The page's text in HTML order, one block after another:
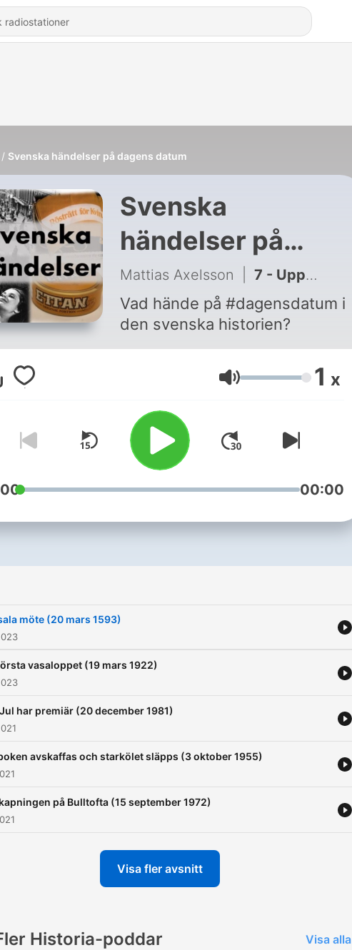
Svenska händelser på dagens datum
Svenska
händelser på
dagens datum
Mattias Axelsson 7 - Uppsala möte (20 mars 1593)
Vad hände på #dagensdatum i
den svenska historien?
Volym 1 x
00:00
möte (20 mars 1593)
vasaloppet (19 mars 1922)
har premiär (20 december 1981)
avskaffas och starkölet släpps (3 oktober 1955)
på Bulltofta (15 september 1972)
Visa fler avsnitt
Historia-poddar Visa alla